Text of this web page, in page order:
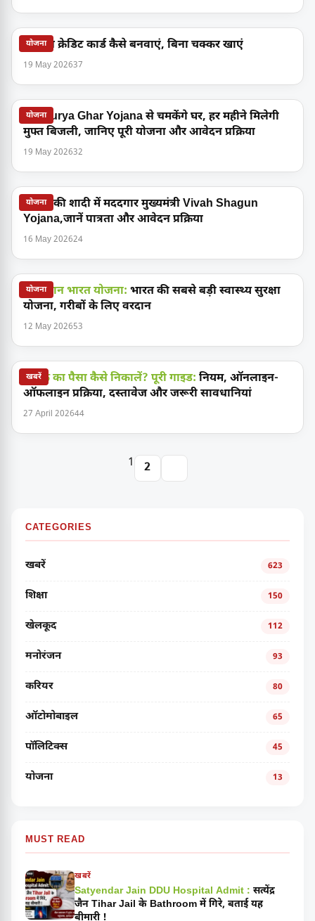
योजना
किसान क्रेडिट कार्ड कैसे बनवाएं, बिना चक्कर खाएं
19 May 202637
योजना
PM Surya Ghar Yojana से चमकेंगे घर, हर महीने मिलेगी
मुफ्त बिजली, जानिए पूरी योजना और आवेदन प्रक्रिया
19 May 202632
योजना
बेटियों की शादी में मददगार मुख्यमंत्री Vivah Shagun
Yojana,जानें पात्रता और आवेदन प्रक्रिया
16 May 202624
योजना
आयुष्मान भारत योजना: भारत की सबसे बड़ी स्वास्थ्य सुरक्षा
योजना, गरीबों के लिए वरदान
12 May 202653
खबरें
पीएफ का पैसा कैसे निकालें? पूरी गाइड: नियम, ऑनलाइन-
ऑफलाइन प्रक्रिया, दस्तावेज और जरूरी सावधानियां
27 April 202644
1 2
CATEGORIES
खबरें 623
शिक्षा 150
खेलकूद 112
मनोरंजन 93
करियर 80
ऑटोमोबाइल 65
पॉलिटिक्स 45
योजना 13
MUST READ
खबरें
Satyendar Jain DDU Hospital Admit : सत्येंद्र
जैन Tihar Jail के Bathroom में गिरे, बताई यह
बीमारी !